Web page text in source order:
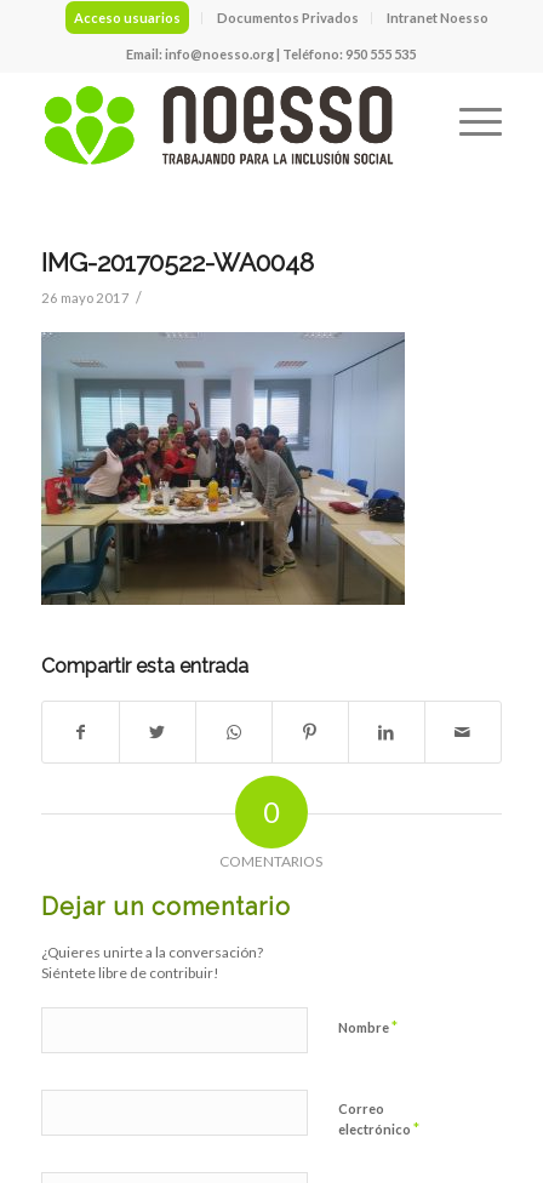
Acceso usuarios Documentos Privados Intranet Noesso
Email:info@noesso.org| Teléfono: 950 555 535
IMG-20170522-WA0048
26 mayo 2017 /
Compartir esta entrada
0
COMENTARIOS
Dejar un comentario
¿Quieres unirte a la conversación?
Siéntete libre de contribuir!
Nombre*
Correo
electrónico *